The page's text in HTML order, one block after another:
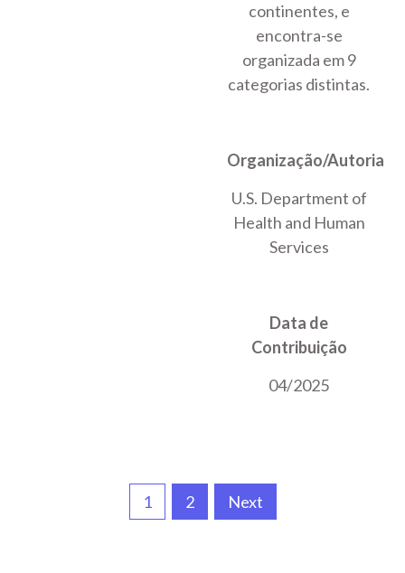
continentes, e
encontra-se
organizada em 9
categorias distintas.
Organização/Autoria
U.S. Department of
Health and Human
Services
Data de
Contribuição
04/2025
1 2 Next